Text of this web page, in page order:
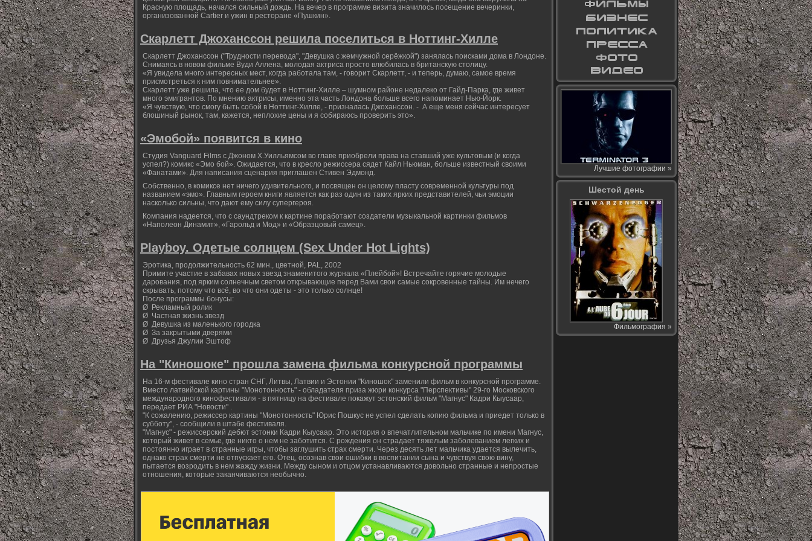
Красную площадь, начался сильный дождь. На вечер в программе визита значилось посещение вечеринки,
организованной Cartier и ужин в ресторане «Пушкин».
Скарлетт Джоханссон решила поселиться в Ноттинг-Хилле
Скарлетт Джоханссон ("Трудности перевода", "Девушка с жемчужной серёжкой") занялась поисками дома в Лондоне.
Снимаясь в новом фильме Вуди Аллена, молодая актриса просто влюбилась в британскую столицу.
«Я увидела много интересных мест, когда работала там, - говорит Скарлетт, - и теперь, думаю, самое время
присмотреться к ним повнимательнее».
Скарлетт уже решила, что ее дом будет в Ноттинг-Хилле – шумном районе недалеко от Гайд-Парка, где живет
много эмигрантов. По мнению актрисы, именно эта часть Лондона больше всего напоминает Нью-Йорк.
«Я чувствую, что смогу быть собой в Ноттинг-Хилле, - призналась Джоханссон. - А еще меня сейчас интересует
блошиный рынок, там, кажется, неплохие цены и я собираюсь проверить это».
«Эмобой» появится в кино
Студия Vanguard Films с Джоном Х.Уилльямсом во главе приобрели права на ставший уже культовым (и когда
успел?) комикс «Эмо бой». Ожидается, что в кресло режиссера сядет Кайл Ньюман, больше известный своими
«Фанатами». Для написания сценария приглашен Стивен Эдмонд.
Собственно, в комиксе нет ничего удивительного, и посвящен он целому пласту современной культуры под
названием «эмо». Главным героем книги является как раз один из таких ярких представителей, чьи эмоции
насколько сильны, что дают ему силу супергероя.
Компания надеется, что с саундтреком к картине поработают создатели музыкальной картинки фильмов
«Наполеон Динамит», «Гарольд и Мод» и «Образцовый самец».
Playboy. Одетые солнцем (Sex Under Hot Lights)
Эротика, продолжительность 62 мин., цветной, PAL, 2002
Примите участие в забавах новых звезд знаменитого журнала «Плейбой»! Встречайте горячие молодые
дарования, под ярким солнечным светом открывающие перед Вами свои самые сокровенные тайны. Им нечего
скрывать, потому что всё, во что они одеты - это только солнце!
После программы бонусы:
Ø Рекламный ролик
Ø Частная жизнь звезд
Ø Девушка из маленького городка
Ø За закрытыми дверями
Ø Друзья Джулии Эштоф
На "Киношоке" прошла замена фильма конкурсной программы
На 16-м фестивале кино стран СНГ, Литвы, Латвии и Эстонии "Киношок" заменили фильм в конкурсной программе.
Вместо латвийской картины "Монотонность" - обладателя приза жюри конкурса "Перспективы" 29-го Московского
международного кинофестиваля - в пятницу на фестивале покажут эстонский фильм "Магнус" Кадри Кыусаар,
передает РИА "Новости" .
"К сожалению, режиссер картины "Монотонность" Юрис Пошкус не успел сделать копию фильма и приедет только в
субботу", - сообщили в штабе фестиваля.
"Магнус" - режиссерский дебют эстонки Кадри Кыусаар. Это история о впечатлительном мальчике по имени Магнус,
который живет в семье, где никто о нем не заботится. С рождения он страдает тяжелым заболеванием легких и
постоянно играет в странные игры, чтобы заглушить страх смерти. Через десять лет мальчика удается вылечить,
однако страх смерти не отпускает его. Отец, осознав свои ошибки в воспитании сына и чувствуя свою вину,
пытается возродить в нем жажду жизни. Между сыном и отцом устанавливаются довольно странные и непростые
отношения, которые заканчиваются необычно.
Лучшие фотографии »
Шестой день
Фильмография »